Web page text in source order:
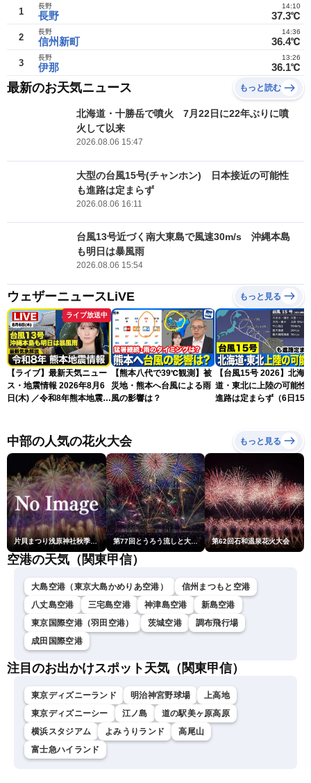
1 長野
長野
37.3℃
14:10
2 信州新町
長野
36.4℃
14:36
3 伊那
長野
36.1℃
13:26
最新のお天気ニュース もっと読む
北海道・十勝岳で噴火 7月22日に22年ぶりに噴
火して以来
2026.08.06 15:47
大型の台風15号(チャンホン) 日本接近の可能性
も進路は定まらず
2026.08.06 16:11
台風13号近づく南大東島で風速30m/s 沖縄本島
も明日は暴風雨
2026.08.06 15:54
ウェザーニュースLiVE もっと見る
ライブ放送中
【ライブ】最新天気ニュー
ス・地震情報 2026年8月6
日(木) ／令和8年熊本地震情
LiVEムーン・駒木結衣／本
田竜也〉
【熊本八代で39℃観測】被
災地・熊本へ台風による雨
風の影響は？
【台風15号 2026】北海
道・東北に上陸の可能性
進路は定まらず（6日15
中部の人気の花火大会 もっと見る
片貝まつり浅原神社秋季例大祭奉納大煙火 第77回とうろう流しと大花火大会 第62回石和温泉花火大会
空港の天気（関東甲信）
大島空港（東京大島かめりあ空港）
信州まつもと空港
八丈島空港
三宅島空港 神津島空港
新島空港
東京国際空港（羽田空港）
茨城空港
調布飛行場
成田国際空港
注目のお出かけスポット天気（関東甲信）
東京ディズニーランド 明治神宮野球場
上高地
東京ディズニーシー
江ノ島
道の駅美ヶ原高原
横浜スタジアム
よみうりランド
高尾山
富士急ハイランド